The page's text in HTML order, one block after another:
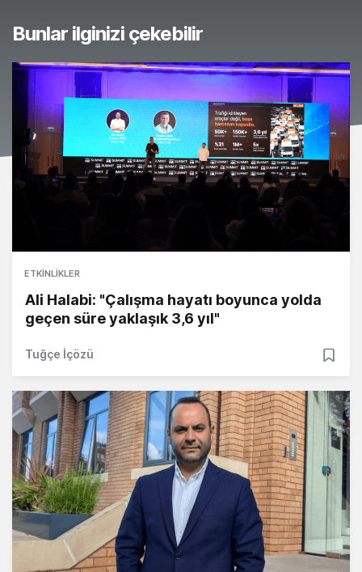
Bunlar ilginizi çekebilir
ETKINLIKLER
Ali Halabi: "Çalışma hayatı boyunca yolda
geçen süre yaklaşık 3,6 yıl"
Tuğçe İçözü